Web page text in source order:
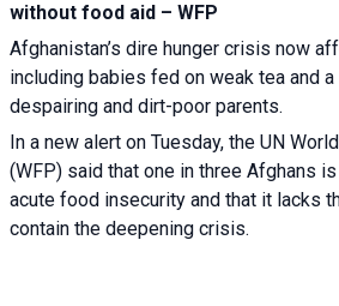
without food aid – WFP
Afghanistan’s dire hunger crisis now
including babies fed on weak tea and
despairing and dirt-poor parents.
In a new alert on Tuesday, the UN
(WFP) said that one in three Afghans
acute food insecurity and that it lacks
contain the deepening crisis.